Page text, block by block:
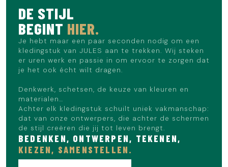
DE STIJL
BEGINT HIER.
Je hebt maar een paar seconden nodig om een
kledingstuk van JULES aan te trekken. Wij steken
er uren werk en passie in om ervoor te zorgen dat
je het ook écht wilt dragen.
Denkwerk, schetsen, de keuze van kleuren en
materialen…
Achter elk kledingstuk schuilt uniek vakmanschap:
dat van onze ontwerpers, die achter de schermen
de stijl creëren die jij tot leven brengt.
BEDENKEN, ONTWERPEN, TEKENEN,
KIEZEN, SAMENSTELLEN.